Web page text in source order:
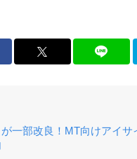
一部改良！MT向けアイサ